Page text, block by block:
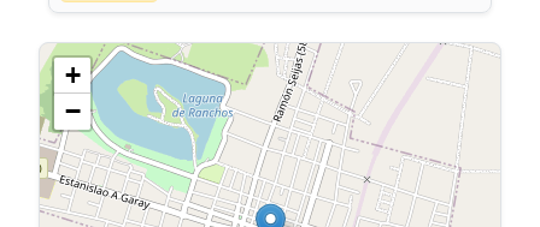
+
−